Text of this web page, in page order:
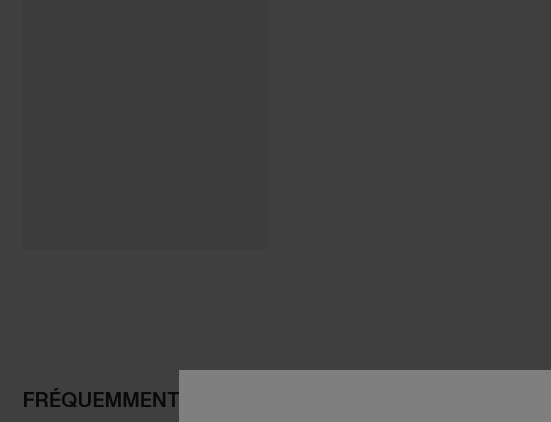
FRÉQUEMMENT ACHETÉS ENSEMBLE